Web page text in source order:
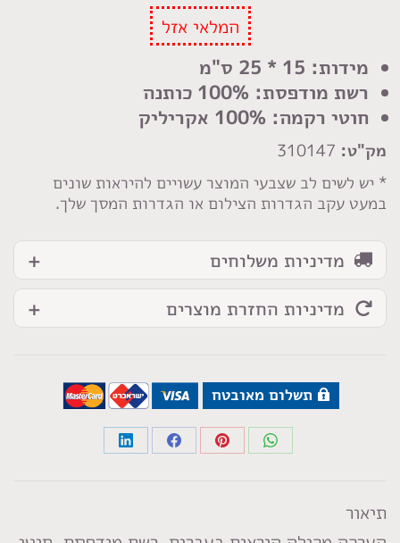
מידות: 15 * 25 ס"מ
רשת מודפסת: 100% כותנה
חוטי רקמה: 100% אקריליק
מק"ט:
* יש לשים לב שצבעי המוצר עשויים להיראות שונים
במעט עקב הגדרות הצילום או הגדרות המסך שלך.
המלאי אזל
מדיניות משלוחים
מדיניות החזרת מוצרים
תשלום מאובטח
Share
Share
Share
Share
תיאור